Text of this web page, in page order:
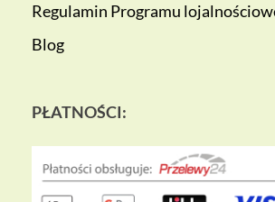
Regulamin Programu
Blog
PŁATNOŚCI: